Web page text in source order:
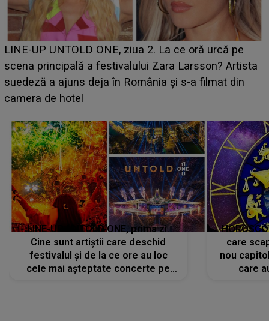
Ce a dezvăluit noua concurentă din "Casa Iubirii" l-a
luat prin surprindere pe Emanuel. CINE ESTE
BĂIATUL VIZAT de Alexandra?! Aflându-se în fața
faptului împlinit, A RECUNOSCUT IMEDIAT: "Am
LINE-UP UNTOLD ONE, prima zi.
Cine sunt artiștii care deschid
festivalul și de la ce ore au loc
cele mai așteptate concerte pe
care
nou
care